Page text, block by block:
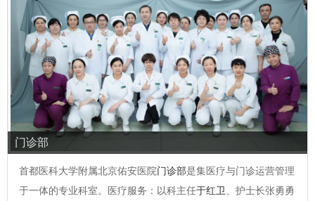
门诊部
首都医科大学附属北京佑安医院门诊部是集医疗与门诊运营管理
于一体的专业科室。医疗服务：以科主任于红卫
、护士长张勇勇